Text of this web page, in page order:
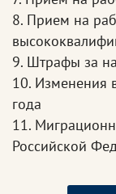
8. Прием на
9. Штрафы за
10. Изменения
года
11.
Российской